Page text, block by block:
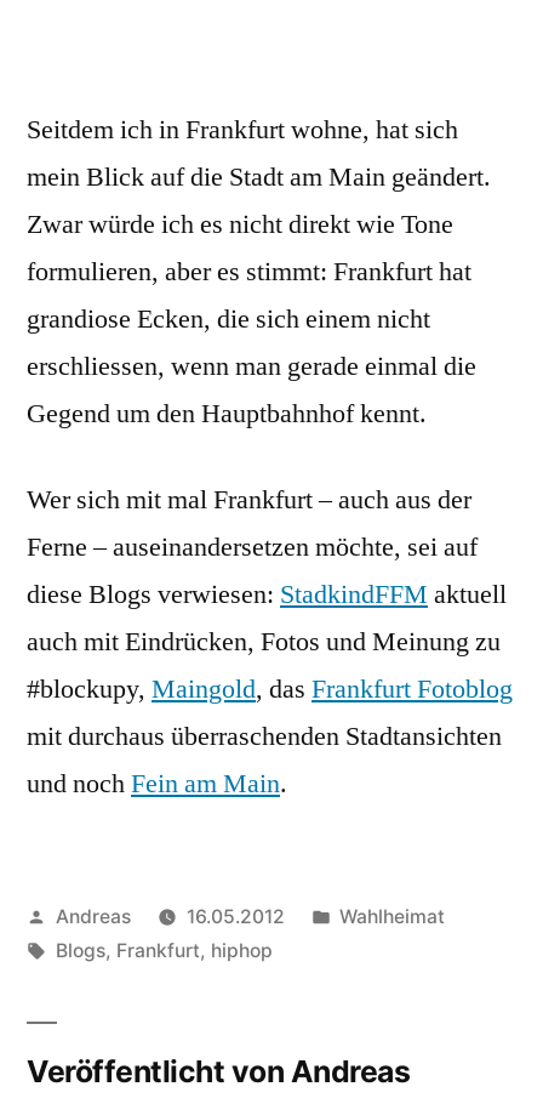
Seitdem ich in Frankfurt wohne, hat sich
mein Blick auf die Stadt am Main geändert.
Zwar würde ich es nicht direkt wie Tone
formulieren, aber es stimmt: Frankfurt hat
grandiose Ecken, die sich einem nicht
erschliessen, wenn man gerade einmal die
Gegend um den Hauptbahnhof kennt.
Wer sich mit mal Frankfurt – auch aus der
Ferne – auseinandersetzen möchte, sei auf
diese Blogs verwiesen: StadkindFFM aktuell
auch mit Eindrücken, Fotos und Meinung zu
#blockupy, Maingold, das Frankfurt Fotoblog
mit durchaus überraschenden Stadtansichten
und nochFein am Main.
Veröffentlicht
von
Andreas 16.05.2012
Veröffentlicht
Wahlheimat
Schlagwörter:
Blogs, Frankfurt, hiphop
Veröffentlicht von Andreas